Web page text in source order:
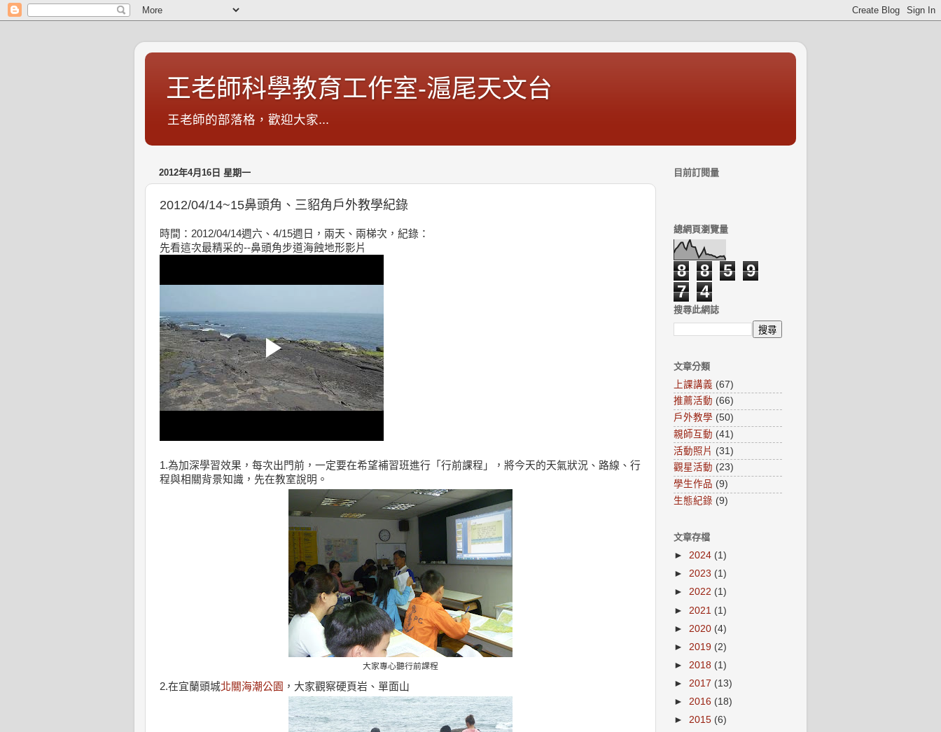
王老師科學教育工作室-滬尾天文台
王老師的部落格，歡迎大家...
2012年4月16日 星期一
2012/04/14~15鼻頭角、三貂角戶外教學紀錄
時間：2012/04/14週六、4/15週日，兩天、兩梯次，紀錄：
先看這次最精采的--鼻頭角步道海蝕地形影片
1.為加深學習效果，每次出門前，一定要在希望補習班進行「行前課程」，將今天的天氣狀況、路線、行
程與相關背景知識，先在教室說明。
大家專心聽行前課程
2.在宜蘭頭城北關海潮公園 ，大家觀察硬頁岩、單面山
目前訂閱量
總網頁瀏覽量
8 8 5
9
7
4
搜尋此網誌
文章分類
上課講義 (67)
推薦活動 (66)
戶外教學 (50)
親師互動 (41)
活動照片 (31)
觀星活動 (23)
學生作品 (9)
生態紀錄 (9)
文章存檔
► 2024 (1)
► 2023 (1)
► 2022 (1)
► 2021 (1)
► 2020 (4)
► 2019 (2)
► 2018 (1)
► 2017 (13)
► 2016 (18)
► 2015 (6)